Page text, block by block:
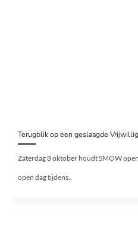
Terugblik op een geslaagde
Zaterdag 8 oktober houdt SMOW
open dag tijdens..